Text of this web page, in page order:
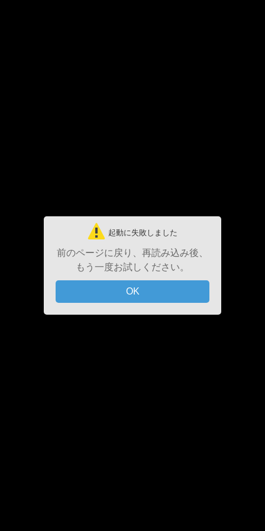
起動に失敗しました
前のページに戻り、再読み込み後、
もう一度お試しください。
OK